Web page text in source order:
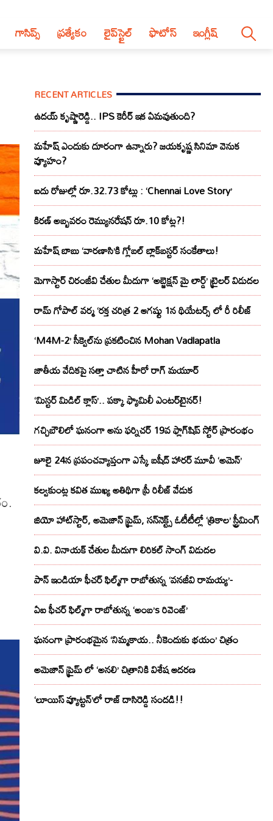
గాసిప్స్ ప్రత్యేకం లైప్‌స్టైల్‌ ఫొటోస్ ఇంగ్లీష్
RECENT ARTICLES
ఉదయ్ కృష్ణారెడ్డి.. IPS కెరీర్ ఇక ఏమవుతుంది?
మహేష్ ఎందుకు దూరంగా ఉన్నారు? జయకృష్ణ సినిమా వెనుక
వ్యూహం?
ఐదు రోజుల్లో రూ.32.73 కోట్లు : ‘Chennai Love Story’
కిరణ్ అబ్బవరం రెమ్యునరేషన్ రూ.10 కోట్ల?!
మహేష్ బాబు ‘వారణాసి’కి గ్లోబల్ బ్లాక్‌బస్టర్ సంకేతాలు!
మెగాస్టార్ చిరంజీవి చేతుల మీదుగా ‘అబ్జెక్ష‌న్ మై లార్డ్‌’ ట్రైల‌ర్ విడుద‌ల
రామ్ గోపాల్ వర్మ ‘రక్త చరిత్ర 2 ఆగష్టు 1న థియేటర్స్ లో రీ రిలీజ్
‘M4M-2’ సీక్వెల్‌ను ప్రకటించిన Mohan Vadlapatla
జాతీయ వేదికపై సత్తా చాటిన హీరో రాగ్ మయూర్‌
‘మిస్టర్ మిడిల్ క్లాస్’.. పక్కా ఫ్యామిలీ ఎంటర్‌టైనర్!
గచ్చిబౌలిలో ఘనంగా అను ఫర్నిచర్ 19వ ఫ్లాగ్‌షిప్ స్టోర్ ప్రారంభం
జూలై 24న ప్రపంచవ్యాప్తంగా ఎస్కే బషీద్‌ హారర్ మూవీ ‘అమెన్’
కల్వకుంట్ల కవిత ముఖ్య అతిథిగా ప్రీ రిలీజ్ వేడుక
జియో హాట్‌స్టార్, అమెజాన్ ప్రైమ్, సన్‌నెక్ట్స్ ఓటీటీల్లో ‘త్రికాల’ స్ట్రీమింగ్
వి.వి. వినాయక్ చేతుల మీదుగా లిరికల్ సాంగ్ విడుదల
పాన్ ఇండియా ఫీచర్ ఫిల్మ్‌గా రాబోతున్న ‘వనజీవి రామయ్య’-
ఏఐ ఫీచర్ ఫిల్మ్‌గా రాబోతున్న ‘అంబ’s రివెంజ్’
ఘనంగా ప్రారంభమైన ‘నిమ్మకాయ.. నీకెందుకు భయం’ చిత్రం
అమెజాన్ ప్రైమ్ లో ‘అనలి’ చిత్రానికి విశేష ఆదరణ
‘లూయిస్ వ్యూట్టన్’లో రాజ్ దాసిరెడ్డి సందడి!!